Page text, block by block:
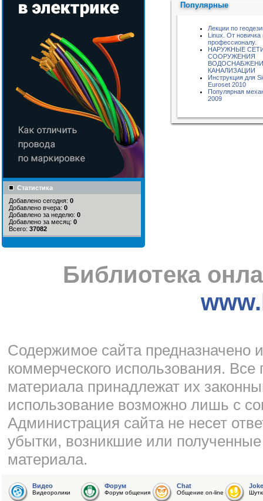
Статистика
Добавлено сегодня: 0
Добавлено вчера: 0
Добавлено за неделю: 0
Добавлено за месяц: 0
Всего: 37082
Популярные
Лекции по
Linux. От новичка
профессионалу.
НАРУЖНЫЕ
СООРУЖЕНИЯ
КАНАЛИЗАЦИИ
Инструкция для
Euroset 2010
Популярная
2009
Библиотека
Cодержимое сайта предназначено
коммерческого использования.
материала принадлежат их
использование возможно лишь с
Администрация сайта не несет
убытки, возникшие или
материала.
Видео
Видеоролики
Форум
Форум общения
Chat
Общение on-line
Joke